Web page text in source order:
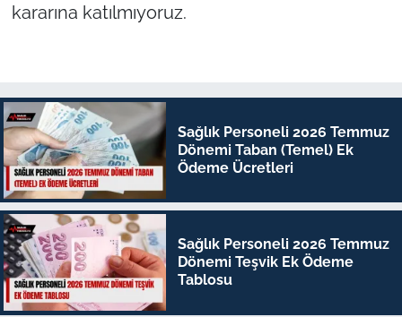
kararına katılmıyoruz.
Sağlık Personeli 2026 Temmuz
Dönemi Taban (Temel) Ek
Ödeme Ücretleri
Sağlık Personeli 2026 Temmuz
Dönemi Teşvik Ek Ödeme
Tablosu